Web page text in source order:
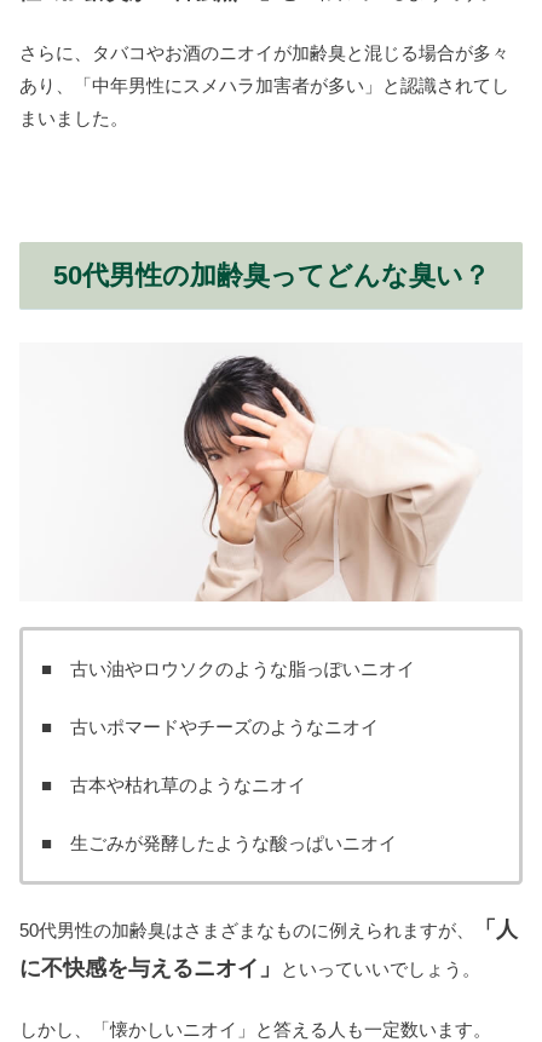
さらに、タバコやお酒のニオイが加齢臭と混じる場合が多々
あり、「中年男性にスメハラ加害者が多い」と認識されてし
まいました。
50代男性の加齢臭ってどんな臭い？
■ 古い油やロウソクのような脂っぽいニオイ
■ 古いポマードやチーズのようなニオイ
■ 古本や枯れ草のようなニオイ
■ 生ごみが発酵したような酸っぱいニオイ
50代男性の加齢臭はさまざまなものに例えられますが、
「人
に不快感を与えるニオイ」
といっていいでしょう。
しかし、「懐かしいニオイ」と答える人も一定数います。